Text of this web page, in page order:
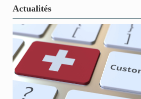
Actualités